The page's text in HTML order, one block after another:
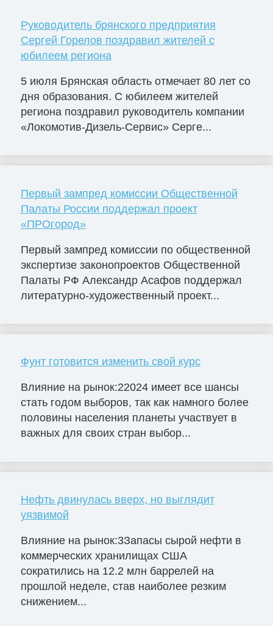
Руководитель брянского предприятия
Сергей Горелов поздравил жителей с
юбилеем региона
5 июля Брянская область отмечает 80 лет со
дня образования. С юбилеем жителей
региона поздравил руководитель компании
«Локомотив-Дизель-Сервис» Серге...
Первый зампред комиссии Общественной
Палаты России поддержал проект
«ПРОгород»
Первый зампред комиссии по общественной
экспертизе законопроектов Общественной
Палаты РФ Александр Асафов поддержал
литературно-художественный проект...
Фунт готовится изменить свой курс
Влияние на рынок:22024 имеет все шансы
стать годом выборов, так как намного более
половины населения планеты участвует в
важных для своих стран выбор...
Нефть двинулась вверх, но выглядит
уязвимой
Влияние на рынок:3Запасы сырой нефти в
коммерческих хранилищах США
сократились на 12.2 млн баррелей на
прошлой неделе, став наиболее резким
снижением...